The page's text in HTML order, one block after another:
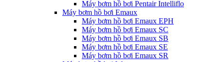
Máy bơm hồ bơi Pentair Intelliflo
Máy bơm hồ bơi Emaux
Máy bơm hồ bơi Emaux EPH
Máy bơm hồ bơi Emaux SC
Máy bơm hồ bơi Emaux SB
Máy bơm hồ bơi Emaux SE
Máy bơm hồ bơi Emaux SR